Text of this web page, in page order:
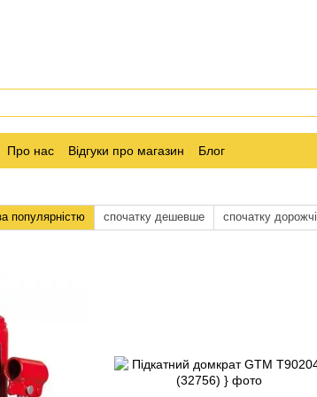
Про нас Відгуки про магазин Блог
популярністю спочатку дешевше спочатку дорожчі